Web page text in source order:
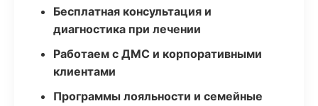
Бесплатная консультация и
диагностика при лечении
Работаем с ДМС и корпоративными
клиентами
Программы лояльности и семейные